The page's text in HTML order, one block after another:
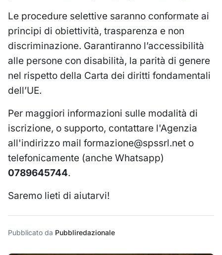
Le procedure selettive saranno conformate ai
principi di obiettività, trasparenza e non
discriminazione. Garantiranno l’accessibilità
alle persone con disabilità, la parità di genere
nel rispetto della Carta dei diritti fondamentali
dell’UE.
Per maggiori informazioni sulle modalità di
iscrizione, o supporto, contattare l'Agenzia
all'indirizzo mail formazione@spssrl.net o
telefonicamente (anche Whatsapp)
0789645744.
Saremo lieti di aiutarvi!
Pubblicato da Pubbliredazionale